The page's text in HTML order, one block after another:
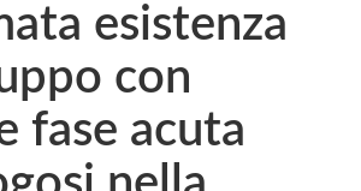
esistenza
con
fase acuta